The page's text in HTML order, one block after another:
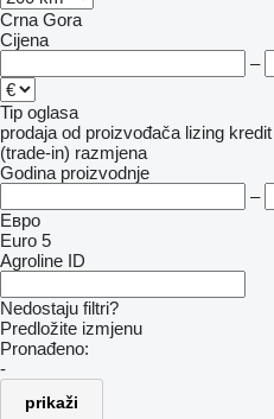
Crna Gora
Cijena
–
Tip oglasa
prodaja od proizvođača lizing kredit
(trade-in) razmjena
Godina proizvodnje
–
Евро
Euro 5
Agroline ID
Nedostaju filtri?
Predložite izmjenu
Pronađeno:
-
prikaži